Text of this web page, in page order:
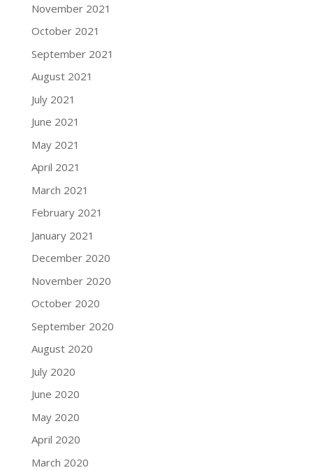
November 2021
October 2021
September 2021
August 2021
July 2021
June 2021
May 2021
April 2021
March 2021
February 2021
January 2021
December 2020
November 2020
October 2020
September 2020
August 2020
July 2020
June 2020
May 2020
April 2020
March 2020